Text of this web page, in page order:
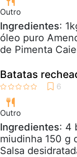
Outro
Ingredientes:
óleo puro
de Pimenta
Batatas
Outro
Ingredientes: 4
miudinha 150 g
Salsa